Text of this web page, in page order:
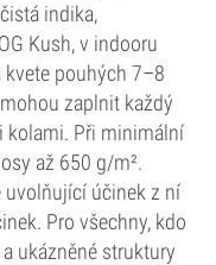
indika,
Kush, v indooru
pouhých 7–8
zaplnit každý
kolami. Při minimální
až 650 g/m².
uvolňující účinek z ní
Pro všechny, kdo
ukázněné struktury